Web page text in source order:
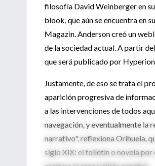
filosofía David Weinberger en
blook, que aún se encuentra en
Magazin. Anderson creó un
de la sociedad actual. A partir
que será publicado por Hyperion
Justamente, de eso se trata el
aparición progresiva de
a las intervenciones de todos
navegación, y eventualmente la
narrativo", reflexiona Orihuela,
siglo XIX: el folletín o novela por